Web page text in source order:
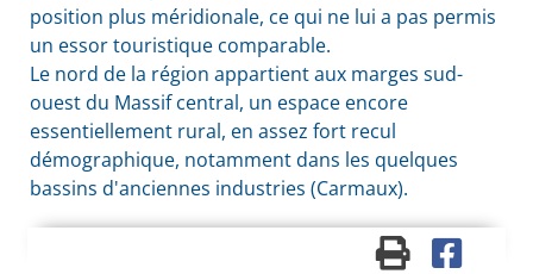
position plus méridionale, ce qui ne lui a pas permis
un essor touristique comparable.
Le nord de la région appartient aux marges sud-
ouest du Massif central, un espace encore
essentiellement rural, en assez fort recul
démographique, notamment dans les quelques
bassins d'anciennes industries (Carmaux).